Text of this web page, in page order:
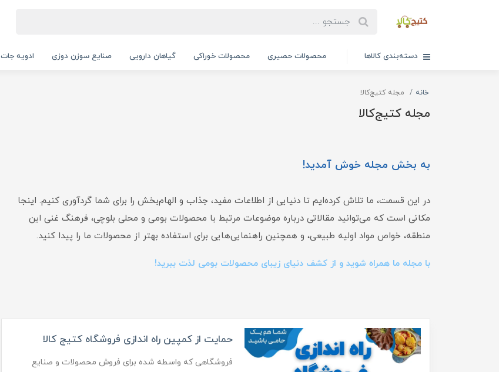
دسته‌بندی کالاها محصولات حصیری محصولات خوراکی گیاهان دارویی صنایع سوزن دوزی ادویه جات
خانه مجله کتیج‌کالا
مجله کتیج‌کالا
به بخش مجله خوش آمدید!
در این قسمت، ما تلاش کرده‌ایم تا دنیایی از اطلاعات مفید، جذاب و الهام‌بخش را برای شما گردآوری کنیم. اینجا
مکانی است که می‌توانید مقالاتی درباره موضوعات مرتبط با محصولات بومی و محلی بلوچی، فرهنگ غنی این
منطقه، خواص مواد اولیه طبیعی، و همچنین راهنمایی‌هایی برای استفاده بهتر از محصولات ما را پیدا کنید.
با مجله ما همراه شوید و از کشف دنیای زیبای محصولات بومی لذت ببرید!
حمایت از کمپین راه اندازی فروشگاه کتیج کالا
فروشگاهی که واسطه شده برای فروش محصولات و صنایع